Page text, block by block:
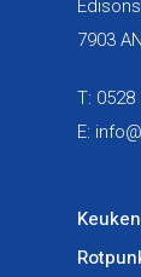
7903
T: 0528
E: